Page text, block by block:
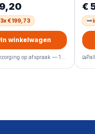
€ 199,73
In winkelwagen
dB
€